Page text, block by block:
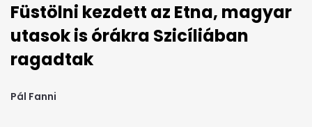
Füstölni kezdett az Etna, magyar
utasok is órákra Szicíliában
ragadtak
Pál Fanni